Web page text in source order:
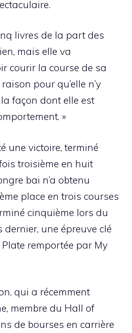
livres de la part des
mais elle va
courir la course de sa
pour qu’elle n’y
façon dont elle est
»
une victoire, terminé
troisième en huit
bai n’a obtenu
place en trois courses
cinquième lors du
une épreuve clé
remportée par My
qui a récemment
membre du Hall of
de bourses en carrière